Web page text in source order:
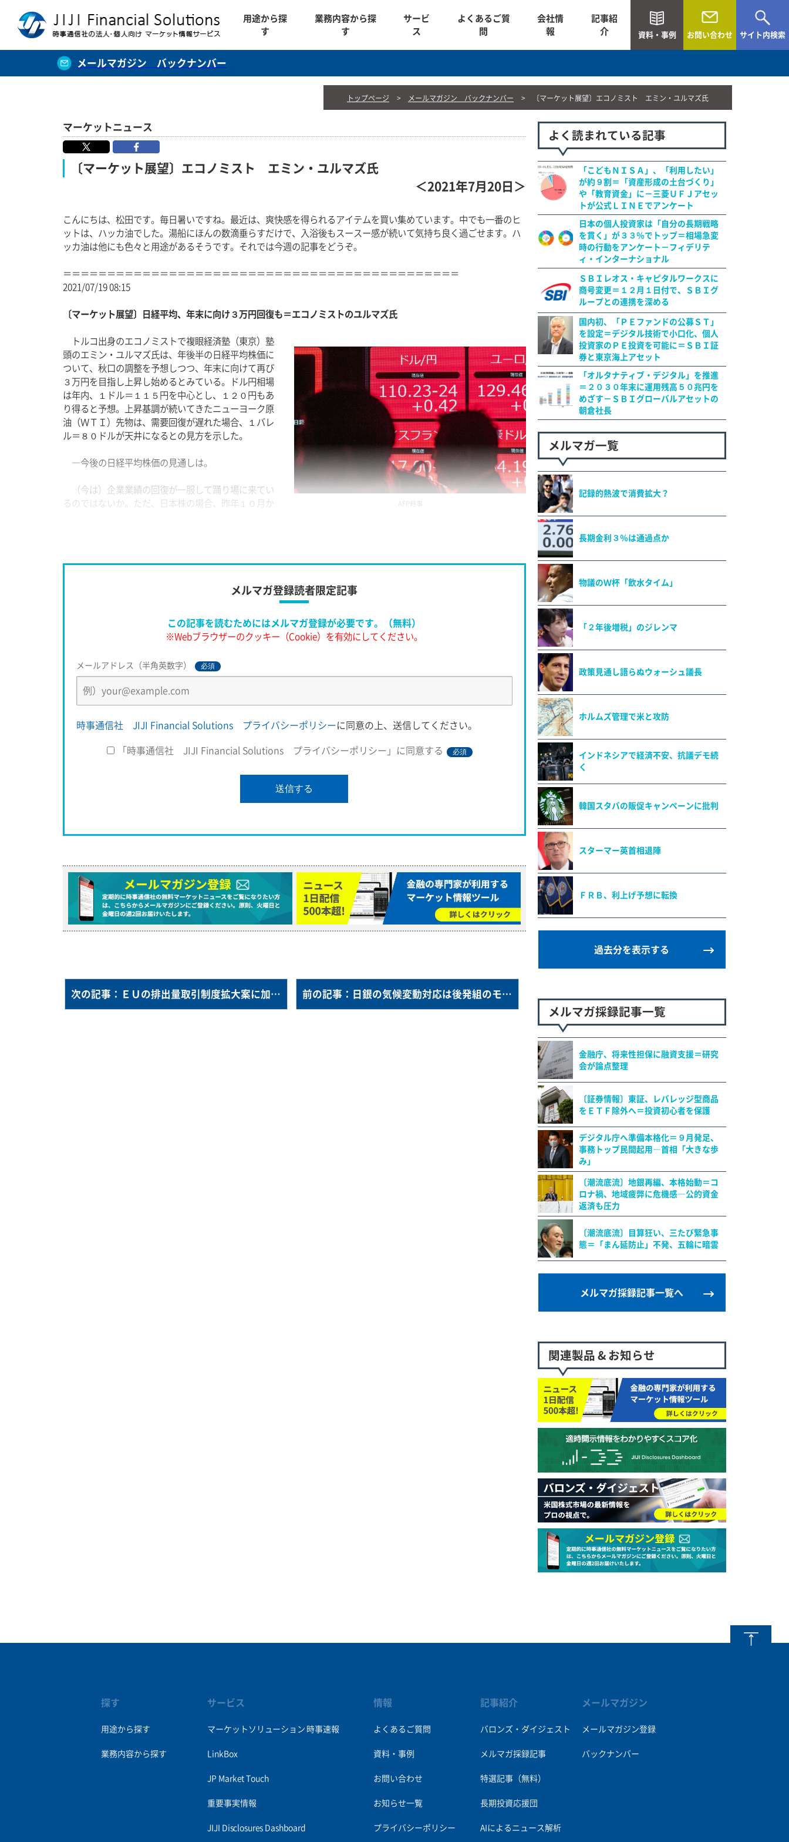
用途から探
す
業務内容から探
す
サービ
ス
よくあるご質
問
会社情
報
記事紹
介
資料・事例 お問い合わせ サイト内検索
メールマガジン バックナンバー
トップページ メールマガジン バックナンバー 〔マーケット展望〕エコノミスト エミン・ユルマズ氏
マーケットニュース
〔マーケット展望〕エコノミスト エミン・ユルマズ氏
＜2021年7月20日＞
こんにちは、松田です。毎日暑いですね。最近は、爽快感を得られるアイテムを買い集めています。中でも一番のヒ
ットは、ハッカ油でした。湯船にほんの数滴垂らすだけで、入浴後もスースー感が続いて気持ち良く過ごせます。ハ
ッカ油は他にも色々と用途があるそうです。それでは今週の記事をどうぞ。
＝＝＝＝＝＝＝＝＝＝＝＝＝＝＝＝＝＝＝＝＝＝＝＝＝＝＝＝＝＝＝＝＝＝＝＝＝＝＝＝＝＝＝＝＝
2021/07/19 08:15
〔マーケット展望〕日経平均、年末に向け３万円回復も＝エコノミストのユルマズ氏
AFP時事
トルコ出身のエコノミストで複眼経済塾（東京）塾
頭のエミン・ユルマズ氏は、年後半の日経平均株価に
ついて、秋口の調整を予想しつつ、年末に向けて再び
３万円を目指し上昇し始めるとみている。ドル円相場
は年内、１ドル＝１１５円を中心とし、１２０円もあ
り得ると予想。上昇基調が続いてきたニューヨーク原
油（ＷＴＩ）先物は、需要回復が遅れた場合、１バレ
ル＝８０ドルが天井になるとの見方を示した。
―今後の日経平均株価の見通しは。
（今は）企業業績の回復が一服して踊り場に来てい
るのではないか。ただ、日本株の場合、昨年１０月か
メルマガ登録読者限定記事
この記事を読むためには メルマガ登録が必要です。（無料）
※Webブラウザーのクッキー（Cookie）を有効にしてください。
メールアドレス（半角英数字） 必須
時事通信社 JIJI Financial Solutions プライバシーポリシーに同意の上、送信してください。
「時事通信社 JIJI Financial Solutions プライバシーポリシー」に同意する 必須
次の記事：ＥＵの排出量取引制度拡大案に加盟国が難色示す 前の記事：日銀の気候変動対応は後発組のモデル？
よく読まれている記事
「こどもＮＩＳＡ」、「利用したい」
が約９割＝「資産形成の土台づくり」
や「教育資金」に－三菱ＵＦＪアセッ
トが公式ＬＩＮＥでアンケート
日本の個人投資家は「自分の長期戦略
を貫く」が３３％でトップ＝相場急変
時の行動をアンケート－フィデリテ
ィ・インターナショナル
ＳＢＩレオス・キャピタルワークスに
商号変更＝１２月１日付で、ＳＢＩグ
ループとの連携を深める
国内初、「ＰＥファンドの公募ＳＴ」
を設定＝デジタル技術で小口化、個人
投資家のＰＥ投資を可能に＝ＳＢＩ証
券と東京海上アセット
「オルタナティブ・デジタル」を推進
＝２０３０年末に運用残高５０兆円を
めざす－ＳＢＩグローバルアセットの
朝倉社長
メルマガ一覧
記録的熱波で消費拡大？
長期金利３％は通過点か
物議のＷ杯「飲水タイム」
「２年後増税」のジレンマ
政策見通し語らぬウォーシュ議長
ホルムズ管理で米と攻防
インドネシアで経済不安、抗議デモ続
く
韓国スタバの販促キャンペーンに批判
スターマー英首相退陣
ＦＲＢ、利上げ予想に転換
過去分を表示する
メルマガ採録記事一覧
金融庁、将来性担保に融資支援＝研究
会が論点整理
〔証券情報〕東証、レバレッジ型商品
をＥＴＦ除外へ＝投資初心者を保護
デジタル庁へ準備本格化＝９月発足、
事務トップ民間起用―首相「大きな歩
み」
〔潮流底流〕地銀再編、本格始動＝コ
ロナ禍、地域疲弊に危機感―公的資金
返済も圧力
〔潮流底流〕目算狂い、三たび緊急事
態＝「まん延防止」不発、五輪に暗雲
メルマガ採録記事一覧へ
関連製品 & お知らせ
探す
用途から探す
業務内容から探す
サービス
マーケットソリューション
LinkBox
JP Market Touch
重要事実情報
JIJI Disclosures Dashboard
時事速報
情報
よくあるご質問
資料・事例
お問い合わせ
お知らせ一覧
プライバシーポリシー
記事紹介
バロンズ・ダイジェスト
メルマガ採録記事
特選記事（無料）
長期投資応援団
AIによるニュース解析
メールマガジン
メールマガジン登録
バックナンバー